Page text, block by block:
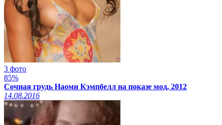
3 фото
85%
Сочная грудь Наоми Кэмпбелл на показе мод, 2012
14.08.2016